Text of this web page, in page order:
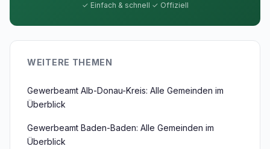
✓ Einfach & schnell ✓ Offiziell
WEITERE THEMEN
Gewerbeamt Alb-Donau-Kreis: Alle Gemeinden im
Überblick
Gewerbeamt Baden-Baden: Alle Gemeinden im
Überblick